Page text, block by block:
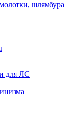
шлямбура
для ЛС